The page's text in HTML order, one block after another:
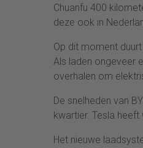
Chuanfu 400
deze ook in
Op dit moment
Als laden ongeveer
overhalen om
De snelheden van
kwartier. Tesla
Het nieuwe